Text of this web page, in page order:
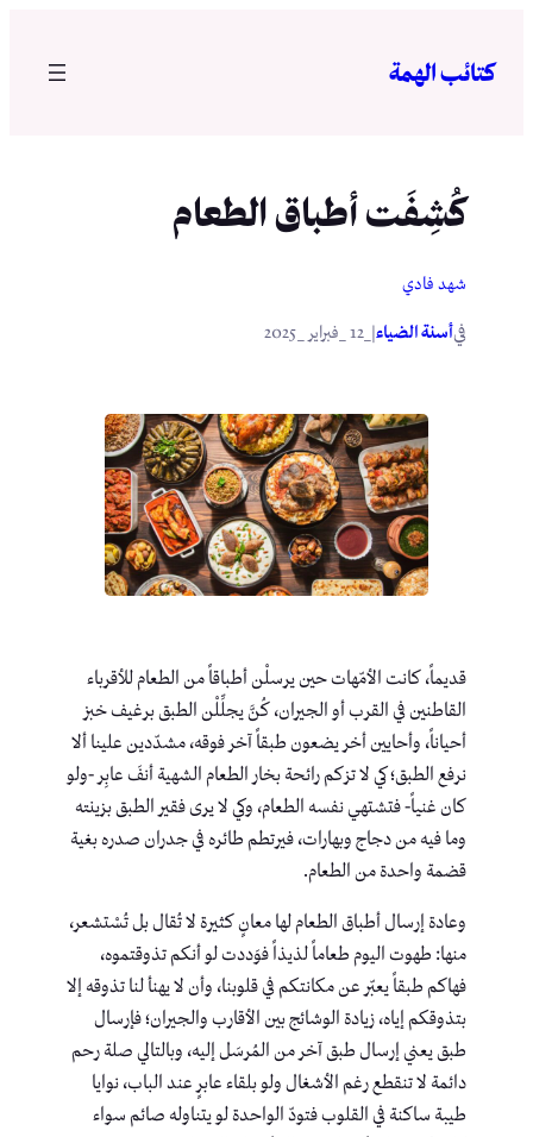
المحتوى
كتائب الهمة
كُشِفَت أطباق الطعام
شهد فادي
فيأسنة الضياء
قديماً، كانت الأمّهات حين يرسلْن أطباقاً من الطعام للأقرباء
القاطنين في القرب أو الجيران، كُنَّ يجلِّلْن الطبق برغيف خبز
أحياناً، وأحايين أخر يضعون طبقاً آخر فوقه، مشدّدين علينا ألا
نرفع الطبق؛ كي لا تزكم رائحة بخار الطعام الشهية أنفَ عابِر -ولو
كان غنياً- فتشتهي نفسه الطعام، وكي لا يرى فقير الطبق بزينته
وما فيه من دجاج وبهارات، فيرتطم طائره في جدران صدره بغية
قضمة واحدة من الطعام.
وعادة إرسال أطباق الطعام لها معانٍ كثيرة لا تُقال بل تُسْتشعر،
منها: طهوت اليوم طعاماً لذيذاً فوَددت لو أنكم تذوقتموه،
فهاكم طبقاً يعبّر عن مكانتكم في قلوبنا، وأن لا يهنأ لنا تذوقه إلا
بتذوقكم إياه، زيادة الوشائج بين الأقارب والجيران؛ فإرسال
طبق يعني إرسال طبق آخر من المُرسَل إليه، وبالتالي صلة رحم
دائمة لا تنقطع رغم الأشغال ولو بلقاء عابرٍ عند الباب، نوايا
طيبة ساكنة في القلوب فتودّ الواحدة لو يتناوله صائم سواء